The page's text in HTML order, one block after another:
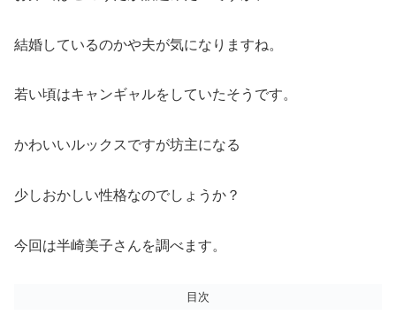
結婚しているのかや夫が気になりますね。
若い頃はキャンギャルをしていたそうです。
かわいいルックスですが坊主になる
少しおかしい性格なのでしょうか？
今回は半崎美子さんを調べます。
目次